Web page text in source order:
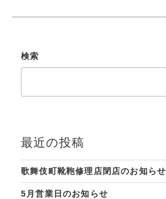
検索
最近の投稿
歌舞伎町靴鞄修理店閉店のお知らせ
5月営業日のお知らせ